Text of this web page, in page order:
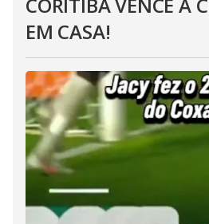
EM CASA!